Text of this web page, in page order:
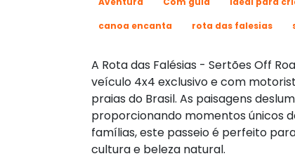
canoa encanta
rota das falesias
A Rota das Falésias - Sertões Off
veículo 4x4 exclusivo e com
praias do Brasil. As paisagens
proporcionando momentos únicos
famílias, este passeio é perfeito
cultura e beleza natural.